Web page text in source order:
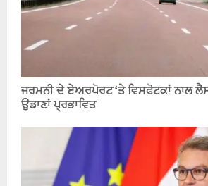
ਜਰਮਨੀ ਦੇ ਏਅਰਪੋਰਟ ‘ਤੇ ਵਿਸਫੋਟਕਾਂ ਨਾਲ
ਉਡਾਣਾਂ ਪ੍ਰਭਾਵਿਤ